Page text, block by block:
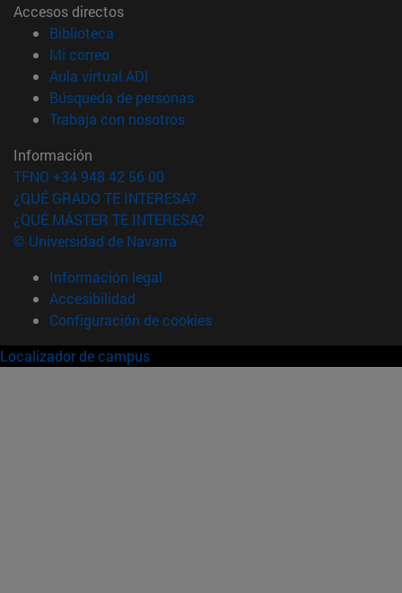
Accesos directos
Biblioteca
Mi correo(abre en nueva ventana)
Aula virtual ADI
Búsqueda de personas(abre en nueva ventana)
Trabaja con nosotros(abre en nueva ventana)
Información
TFNO +34 948 42 56 00
¿QUÉ GRADO TE INTERESA?
¿QUÉ MÁSTER TE INTERESA?
© Universidad de Navarra
Información legal
Accesibilidad
Configuración de cookies
Localizador de campus